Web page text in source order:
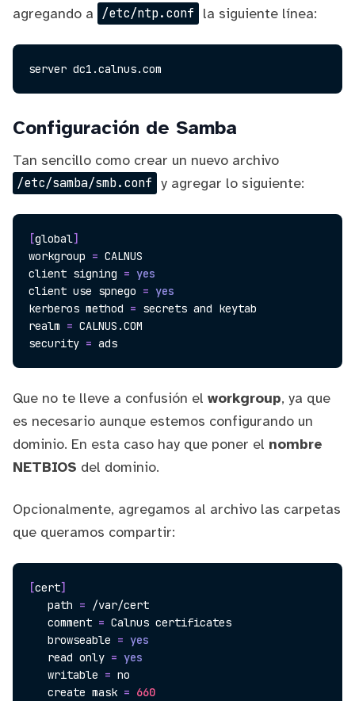
agregando a /etc/ntp.conf la siguiente línea:
Configuración de Samba
Tan sencillo como crear un nuevo archivo
/etc/samba/smb.conf y agregar lo siguiente:
[global]
workgroup = CALNUS
client signing = yes
client use spnego = yes
kerberos method = secrets and keytab
realm = CALNUS.COM
security =
Que no te lleve a confusión el workgroup, ya que
es necesario aunque estemos configurando un
dominio. En esta caso hay que poner el nombre
NETBIOS del dominio.
Opcionalmente, agregamos al archivo las carpetas
que queramos compartir:
[cert]
   path
= /var/cert
   comment
= Calnus certificates
   browseable
= yes
read only = yes
   writable
= no
   create mask
= 660